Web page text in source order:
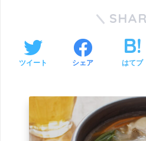
ツイート シェア はてブ